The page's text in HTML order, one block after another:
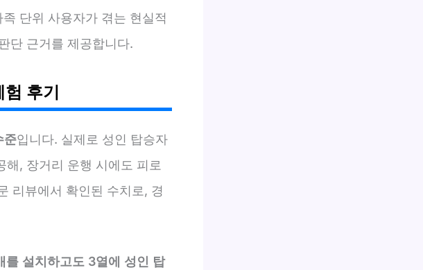
단위 사용자가 겪는 현실적
단 근거를 제공합니다.
후기
준입니다. 실제로 성인 탑승자
, 장거리 운행 시에도 피로
리뷰에서 확인된 수치로, 경
를 설치하고도 3열에 성인 탑